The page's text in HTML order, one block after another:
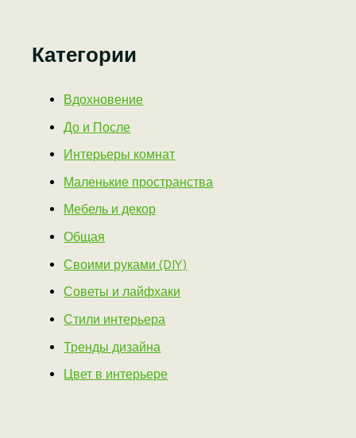
Категории
Вдохновение
До и После
Интерьеры комнат
Маленькие пространства
Мебель и декор
Общая
Своими руками (DIY)
Советы и лайфхаки
Стили интерьера
Тренды дизайна
Цвет в интерьере